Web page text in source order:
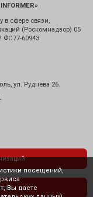
в сфере связи,
(Роскомнадзор) 05
ФС77-60943.
ул. Руднева 26.
посещений,
Вы даете